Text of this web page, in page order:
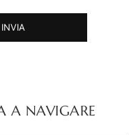
INVIA
A NAVIGARE